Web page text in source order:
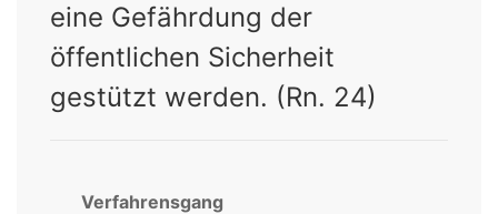
eine Gefährdung der
öffentlichen Sicherheit
gestützt werden. (Rn. 24)
Verfahrensgang